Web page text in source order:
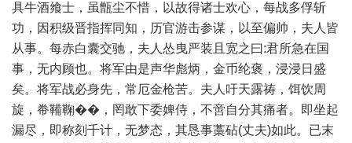
具牛酒飨士，虽甑尘不惜，以故得诸士欢心，每战多俘斩
功，因积级晋指挥同知，历官游击参谋，以至偏帅，夫人皆
从事。每赤白囊交驰，夫人怂曳严装且宽之曰:君所急在国
事，无内顾也。将军由是声华彪炳，金币纶褒，浸浸日盛
矣。将军战必身先，常厄金枪苦。夫人吁天露祷，饵饮周
旋，帣鞴鞠��，罔敢下委婢侍，不啻自分其痛者。即坐起
漏尽，即称刻千计，无梦态，其恳事藁砧(丈夫)如此。已末